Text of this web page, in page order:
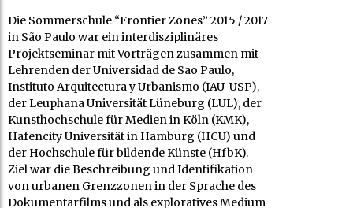
Die Sommerschule “Frontier Zones” 2015 / 2017
in São Paulo war ein interdisziplinäres
Projektseminar mit Vorträgen zusammen mit
Lehrenden der Universidad de Sao Paulo,
Instituto Arquitectura y Urbanismo (IAU-USP),
der Leuphana Universität Lüneburg (LUL), der
Kunsthochschule für Medien in Köln (KMK),
Hafencity Universität in Hamburg (HCU) und
der Hochschule für bildende Künste (HfbK).
Ziel war die Beschreibung und Identifikation
von urbanen Grenzzonen in der Sprache des
Dokumentarfilms und als exploratives Medium